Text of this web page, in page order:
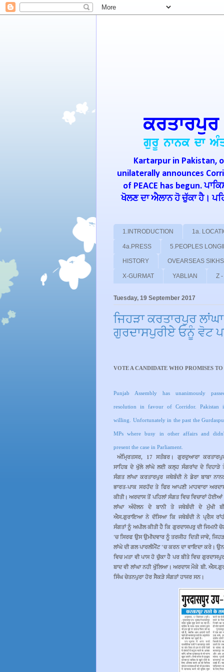
Kartarpur in Pakistan,
unilaterally announces
of PEACE has begun.
ਖੋਲਣ ਦਾ ਐਲਾਨ ਹੋ ਚੁੱਕਾ ਹੈ।
1.INTRODUCTION 1a.
4a.PRESS 5.PEOPLES
HISTORY OVEARSEAS SIKHS
X-GURMAT YABLIAN Z
Tuesday, 19 September 2017
ਜਿਹੜਾ ਕਰਤਾਰਪੁਰ
ਗੁਰਦਾਸਪੁਰੀਏੇ ਓਨੂੰ ਵੋਟ
VOTE A CANDIDATE WHO PROMISES
Punjab Assembly has unanimously
resolution in favour of Corridor. Pakistan
willing. Unfortunately in the past the
MPs where busy in other affairs and
present the case in Parliament.
ਅੰਮ੍ਰਿਤਸਰ, 17ਸਤੰਬਰ। ਗੁਰਦੁਆਰਾ
ਸਾਹਿਬ ਦੇ ਖੁੱਲੇ ਲਾਂਘੇ ਲਈ ਕਲ੍ਹ ਸੰਗਰਾਂਦ ਦੇ ਦਿਹਾੜੇ
ਸੰਗਤ ਲਾਂਘਾ ਕਰਤਾਰਪੁਰ ਜਥੇਬੰਦੀ ਨੇ ਡੇਰਾ ਬਾਬਾ
ਭਾਰਤ-ਪਾਕ ਸਰਹੱਦ ਤੇ ਫਿਰ ਆਪਣੀ ਮਾਹਵਾਰਾ
ਕੀਤੀ। ਅਰਦਾਸ ਤੋਂ ਪਹਿਲਾਂ ਸੰਗਤ ਵਿਚ ਵਿਚਾਰਾਂ ਹੋਈਆਂ
ਲਾਂਘਾ ਅੰਦੋਲਨ ਦੇ ਬਾਨੀ ਤੇ ਜਥੇਬੰਦੀ ਦੇ ਮੁੱਖੀ
ਐਸ.ਗੁਰਾਇਆ ਨੇ ਦੱਸਿਆ ਕਿ ਜਥੇਬੰਦੀ ਨੇ ਪ੍ਰੈਸ
ਸੰਗਤਾਂ ਨੂੰ ਅਪੀਲ ਕੀਤੀ ਹੈ ਕਿ ਗੁਰਦਾਸਪਰੁ ਦੀਜਿਮਨੀ
'ਚ ਸਿਰਫ ਉਸ ਉਮੀਦਵਾਰ ਨੂੰ ਤਰਜੀਹ ਦਿਤੀ ਜਾਵੇ,
ਲਾਂਘੇ ਦੀ ਗਲ ਪਾਰਲੀਮੈਂਟ'ਚ ਕਰਨ ਦਾ ਵਾਇਦਾ ਕਰੇ।
ਵਿਚ ਮਤਾ ਵੀ ਪਾਸ ਹੋ ਚੁੱਕਾ ਹੈ ਪਰ ਬੀਤੇ ਵਿਚ
ਬਾਦ ਵੀ ਲਾਂਘਾ ਨਹੀ ਖੁੱਲਿਆ। ਅਰਦਾਸ ਮੌਕੇ ਬੀ. ਐਸ.
ਸਿੰਘ ਚੇਤਨਪੁਰਾ ਹੋਰ ਸੈਕੜੇ ਸੰਗਤਾਂ ਹਾਜਰ ਸਨ।